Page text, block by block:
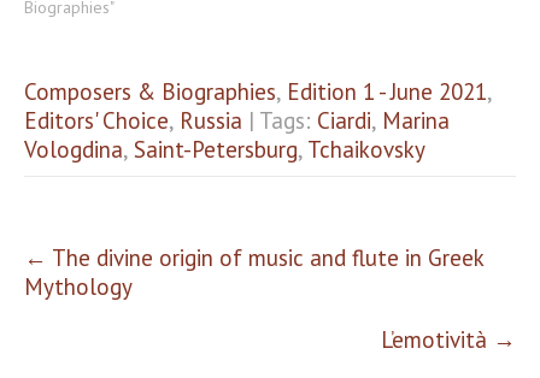
Biographies"
Composers & Biographies, Edition 1 - June 2021,
Editors' Choice, Russia | Tags: Ciardi, Marina
Vologdina, Saint-Petersburg, Tchaikovsky
Post
navigation
← The divine origin of music and flute in Greek
Mythology
L’emotività →